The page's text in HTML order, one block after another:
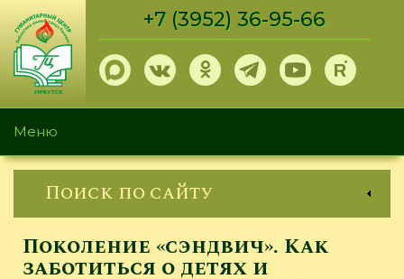
Перейти
основному
содержанию
+7 (3952) 36-95-66
Меню
Поиск по сайту
Поколение «сэндвич». Как
заботиться о детях и